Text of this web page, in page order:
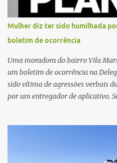
feridos. Equipes da Polícia Militar
ocorrência e isolaram a área para
última atualização, nenhum
Civil investigará a motivação da
circunstâncias do crime. A
Mulher diz ter sido humilhada
boletim de ocorrência
Uma moradora do bairro Vila
um boletim de ocorrência na
sido vítima de agressões verbais
por um entregador de aplicativo.
proximidades. Ainda conforme